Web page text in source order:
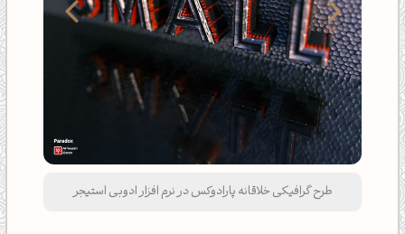
طرح گرافیکی خلاقانه سه‌بعدی با مفهوم پارادوکس | رندر